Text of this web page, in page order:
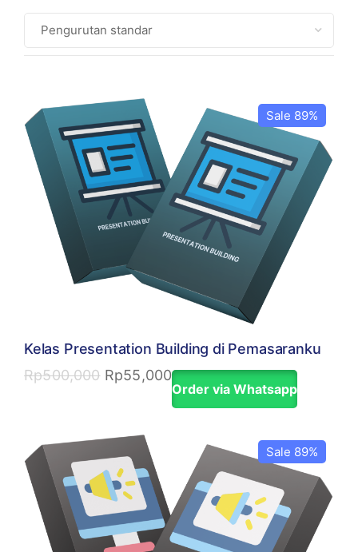
Sale 89%
Kelas Presentation Building di Pemasaranku
Rp500,000 Rp55,000
Order via Whatsapp
Sale 89%